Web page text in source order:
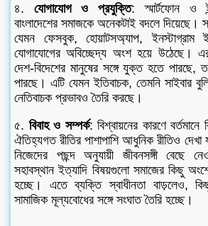
৪. যোগাযোগ ও প্রযুক্তি: স্মার্টফোন ও
বাংলাদেশের সমাজকে অনেকটাই বদলে দিয়েছে।
যেমন ফেসবুক, হোয়াটসঅ্যাপ, ইনস্টাগ্রাম
যোগাযোগের অবিচ্ছেদ্য অংশ হয়ে উঠেছে।
দেশ-বিদেশের মানুষের সঙ্গে যুক্ত হতে
পারছে। এটি যেমন ইতিবাচক, তেমনি সাইবার
নেতিবাচক প্রভাবও তৈরি করছে।
৫. বিবাহ ও সম্পর্ক: বিশ্বায়নের কারণে বর্তমানে
ঐতিহ্যগত রীতির পাশাপাশি আধুনিক রীতিও দেখা
নিজেদের পছন্দ অনুযায়ী জীবনসঙ্গী বেছে
সহাবস্থান ইত্যাদি বিষয়গুলো সমাজের কিছু
হচ্ছে। এতে ব্যক্তি স্বাধীনতা বাড়লেও,
সামাজিক মূল্যবোধের সঙ্গে সংঘাত তৈরি হচ্ছে।